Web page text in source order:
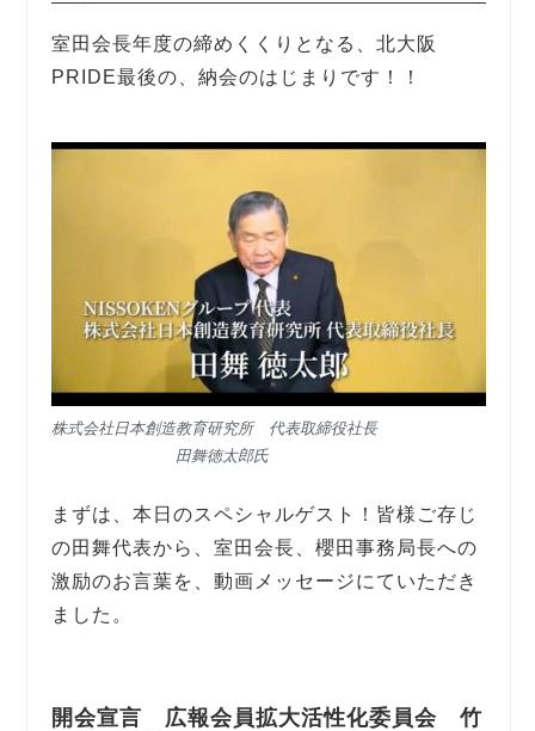
室田会長年度の締めくくりとなる、北大阪
PRIDE最後の、納会のはじまりです！！
株式会社日本創造教育研究所 代表取締役社長
田舞徳太郎氏
まずは、本日のスペシャルゲスト！皆様ご存じ
の田舞代表から、室田会長、櫻田事務局長への
激励のお言葉を、動画メッセージにていただき
ました。
開会宣言 広報会員拡大活性化委員会 竹